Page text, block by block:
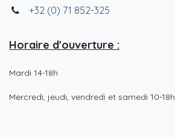
+32 (0) 71 852-325
Horaire d'ouverture :
Mardi 14-18h
Mercredi, jeudi, vendredi et samedi 10-18h